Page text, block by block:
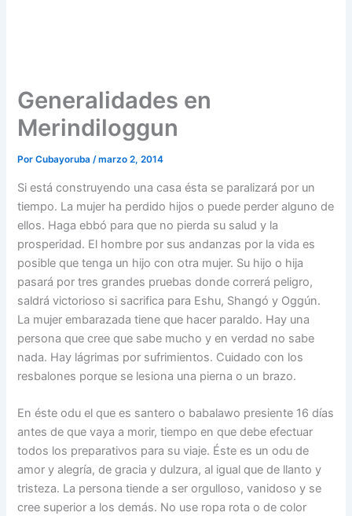
Generalidades en
Merindiloggun
PorCubayoruba/marzo 2, 2014
Si está construyendo una casa ésta se paralizará por un
tiempo. La mujer ha perdido hijos o puede perder alguno de
ellos. Haga ebbó para que no pierda su salud y la
prosperidad. El hombre por sus andanzas por la vida es
posible que tenga un hijo con otra mujer. Su hijo o hija
pasará por tres grandes pruebas donde correrá peligro,
saldrá victorioso si sacrifica para Eshu, Shangó y Oggún.
La mujer embarazada tiene que hacer paraldo. Hay una
persona que cree que sabe mucho y en verdad no sabe
nada. Hay lágrimas por sufrimientos. Cuidado con los
resbalones porque se lesiona una pierna o un brazo.
En éste odu el que es santero o babalawo presiente 16 días
antes de que vaya a morir, tiempo en que debe efectuar
todos los preparativos para su viaje. Éste es un odu de
amor y alegría, de gracia y dulzura, al igual que de llanto y
tristeza. La persona tiende a ser orgulloso, vanidoso y se
cree superior a los demás. No use ropa rota o de color